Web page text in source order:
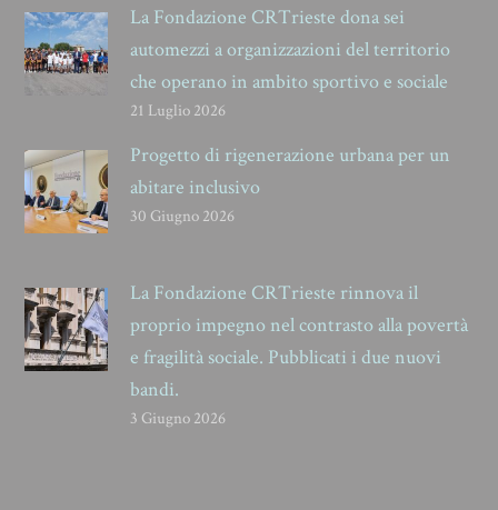
La Fondazione CRTrieste dona sei
automezzi a organizzazioni del territorio
che operano in ambito sportivo e sociale
21 Luglio 2026
Progetto di rigenerazione urbana per un
abitare inclusivo
30 Giugno 2026
La Fondazione CRTrieste rinnova il
proprio impegno nel contrasto alla povertà
e fragilità sociale. Pubblicati i due nuovi
bandi.
3 Giugno 2026